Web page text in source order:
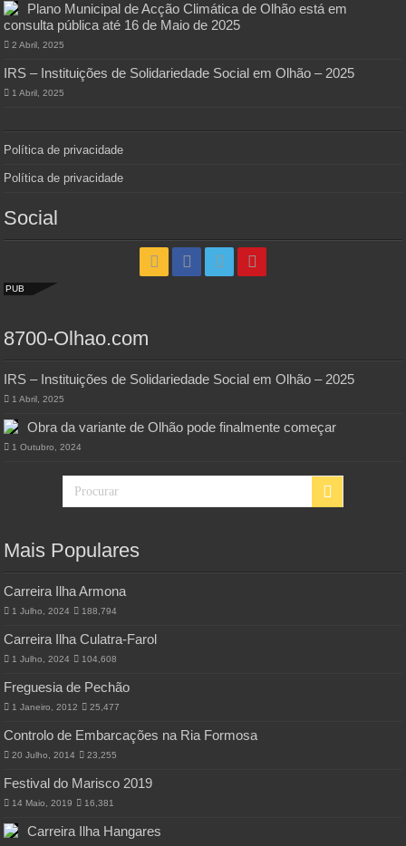
Plano Municipal de Acção Climática de Olhão está em
consulta pública até 16 de Maio de 2025
2 Abril, 2025
IRS – Instituições de Solidariedade Social em Olhão – 2025
1 Abril, 2025
Política de privacidade
Política de privacidade
Social
PUB
8700-Olhao.com
IRS – Instituições de Solidariedade Social em Olhão – 2025
1 Abril, 2025
Obra da variante de Olhão pode finalmente começar
1 Outubro, 2024
Mais Populares
Carreira Ilha Armona
1 Julho, 2024 188,794
Carreira Ilha Culatra-Farol
1 Julho, 2024 104,608
Freguesia de Pechão
1 Janeiro, 2012 25,477
Controlo de Embarcações na Ria Formosa
20 Julho, 2014 23,255
Festival do Marisco 2019
14 Maio, 2019 16,381
Carreira Ilha Hangares